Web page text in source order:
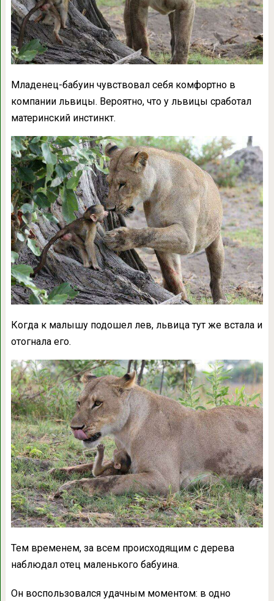
Младенец-бабуин чувствовал себя комфортно в
компании львицы. Вероятно, что у львицы сработал
материнский инстинкт.
Когда к малышу подошел лев, львица тут же встала и
отогнала его.
Тем временем, за всем происходящим с дерева
наблюдал отец маленького бабуина.
Он воспользовался удачным моментом: в одно